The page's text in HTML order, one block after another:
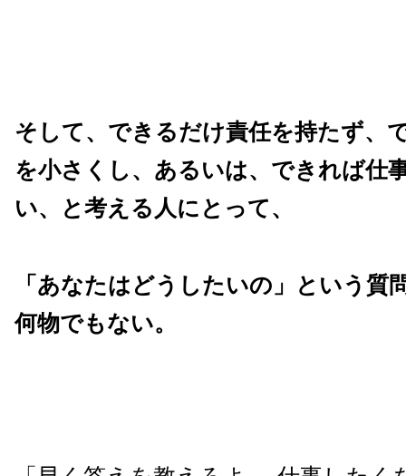
そして、できるだけ責任を持たず、
を小さくし、あるいは、できれば仕
い、と考える人にとって、
「あなたはどうしたいの」という質
何物でもない。